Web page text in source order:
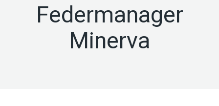
Federmanager
Minerva